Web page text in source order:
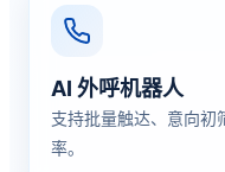
AI 外呼机器人
支持批量触达、意向初
率。